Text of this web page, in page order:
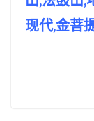
现代,金菩